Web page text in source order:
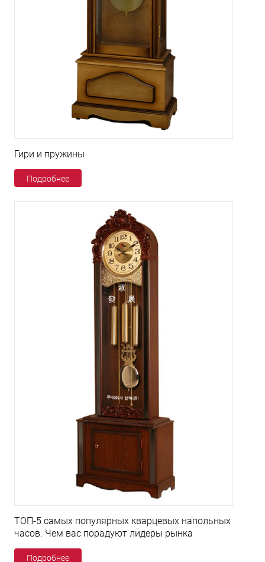
Гири и пружины
Подробнее
ТОП-5 самых популярных кварцевых напольных
часов. Чем вас порадуют лидеры рынка
Подробнее